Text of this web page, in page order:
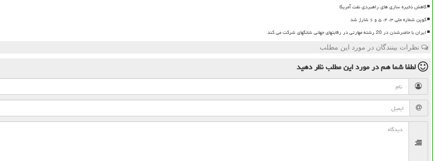
کاهش ذخیره سازی های راهبردی نفت آمریکا
کوپن شماره ملی ۳، ۴، ۵ و ۶ شارژ شد
ایران با حاضرشدن در 20 رشته مهارتی در رقابتهای جهانی شانگهای شرکت می کند
نظرات بینندگان در مورد این مطلب
لطفا شما همدر مورد این مطلبنظر دهید